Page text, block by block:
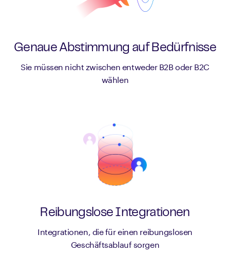
Genaue Abstimmung auf Bedürfnisse
Sie müssen nicht zwischen entweder B2B oder B2C
wählen
Reibungslose Integrationen
Integrationen, die für einen reibungslosen
Geschäftsablauf sorgen